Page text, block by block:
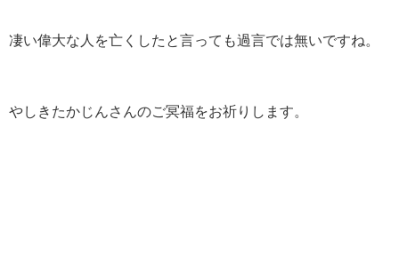
凄い偉大な人を亡くしたと言っても過言では無いですね。
やしきたかじんさんのご冥福をお祈りします。